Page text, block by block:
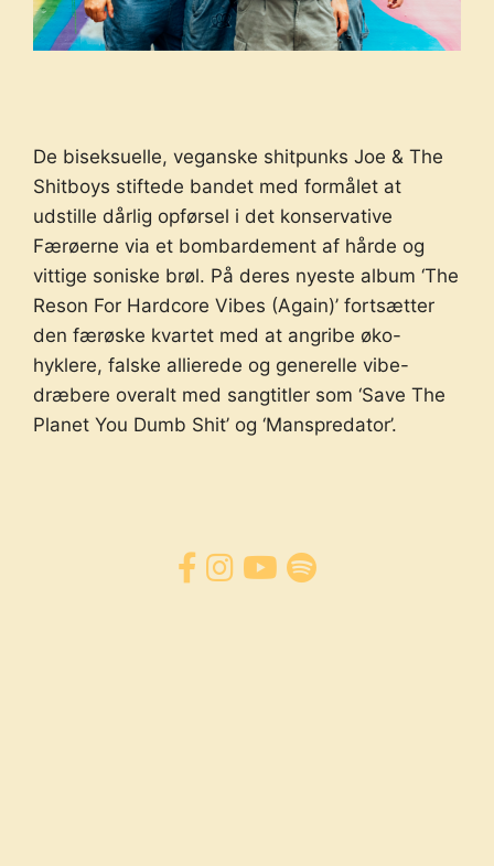
De biseksuelle, veganske shitpunks Joe & The
Shitboys stiftede bandet med formålet at
udstille dårlig opførsel i det konservative
Færøerne via et bombardement af hårde og
vittige soniske brøl. På deres nyeste album ‘The
Reson For Hardcore Vibes (Again)’ fortsætter
den færøske kvartet med at angribe øko-
hyklere, falske allierede og generelle vibe-
dræbere overalt med sangtitler som ‘Save The
Planet You Dumb Shit’ og ‘Manspredator’.